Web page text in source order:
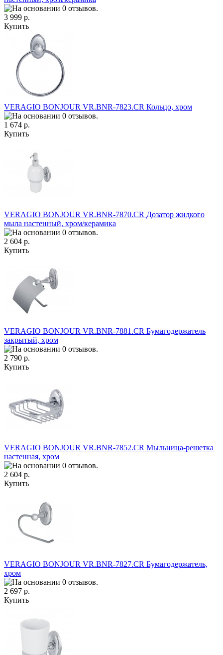
3 999 р.
Купить
VERAGIO BONJOUR VR.BNR-7823.CR Кольцо, хром
1 674 р.
Купить
VERAGIO BONJOUR VR.BNR-7870.CR Дозатор жидкого
мыла настенный, хром/керамика
2 604 р.
Купить
VERAGIO BONJOUR VR.BNR-7881.CR Бумагодержатель
закрытый, хром
2 790 р.
Купить
VERAGIO BONJOUR VR.BNR-7852.CR Мыльница-решетка
настенная, хром
2 604 р.
Купить
VERAGIO BONJOUR VR.BNR-7827.CR Бумагодержатель,
хром
2 697 р.
Купить